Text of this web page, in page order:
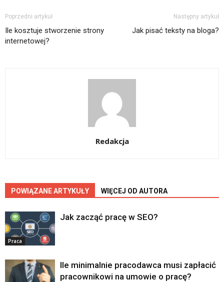
Poprzedni artykuł
Ile kosztuje stworzenie strony
internetowej?
Następny artykuł
Jak pisać teksty na bloga?
Redakcja
POWIĄZANE ARTYKUŁY WIĘCEJ OD AUTORA
Praca
Jak zacząć pracę w SEO?
Ile minimalnie pracodawca musi zapłacić
pracownikowi na umowie o pracę?